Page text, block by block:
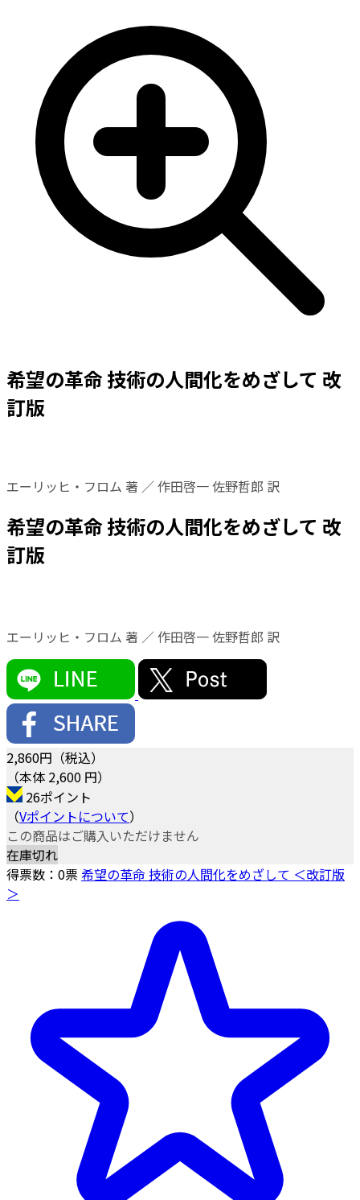
希望の革命 技術の人間化をめざして 改
訂版
エーリッヒ・フロム 著 ／ 作田啓一 佐野哲郎 訳
希望の革命 技術の人間化をめざして 改
訂版
エーリッヒ・フロム 著 ／ 作田啓一 佐野哲郎 訳
2,860円（税込）
（本体 2,600 円）
26ポイント
（Vポイントについて）
この商品はご購入いただけません
在庫切れ
得票数： 0票希望の革命 技術の人間化をめざして ＜改訂版
＞